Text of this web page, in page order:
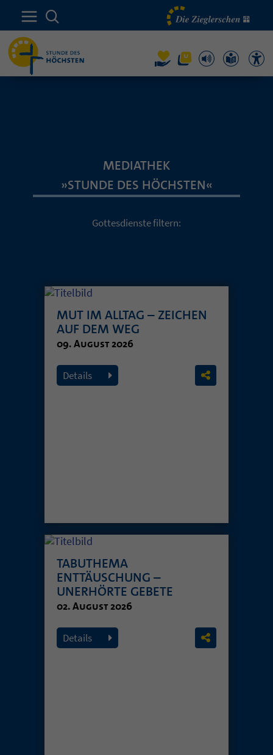
MEDIATHEK
»STUNDE DES HÖCHSTEN«
Gottesdienste filtern:
MUT IM ALLTAG – ZEICHEN
AUF DEM WEG
09. August 2026
Details
TABUTHEMA
ENTTÄUSCHUNG –
UNERHÖRTE GEBETE
02. August 2026
Details